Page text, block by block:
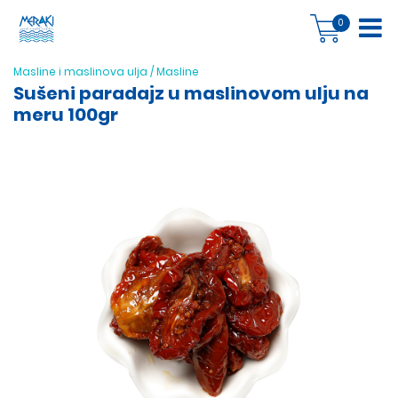
0
Masline i maslinova ulja /Masline
Sušeni paradajz u maslinovom ulju na
meru 100gr